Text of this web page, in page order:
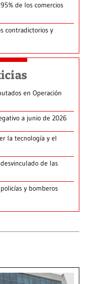
de los comercios
contradictorios y
en Operación
a junio de 2026
la tecnología y el
de las
y bomberos